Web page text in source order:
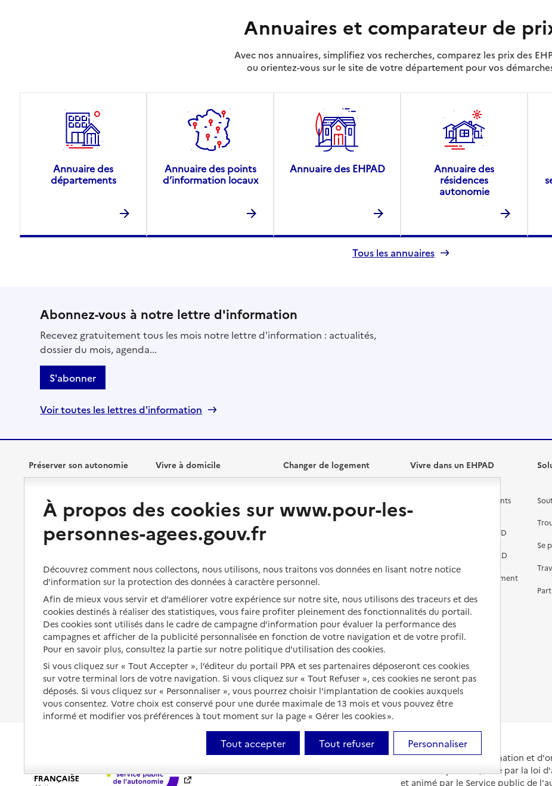
Annuaires et comparateur de
Avec nos annuaires, simplifiez vos recherches, comparez les prix des
ou orientez-vous sur le site de votre département pour vos
Annuaire des
départements
Annuaire des points
d’information locaux
Annuaire des EHPAD
Annuaire des
résidences
autonomie
Tous les annuaires
Abonnez-vous à notre lettre d'information
Recevez gratuitement tous les mois notre lettre d'information : actualités,
dossier du mois, agenda...
S'abonner
Voir toutes les lettres d'information
Préserver son autonomie
Perte d'autonomie : évaluation
et droits
Aménager son logement et
s'équiper
Préserver son autonomie et sa
santé
Organiser à l'avance sa propre
protection
Les mesures de protection
Les obligations de la famille
À qui s’adresser ?
Les politiques du grand âge
Vivre à domicile
Bénéficier d'aide à domicile
Aides financières
Solutions d'accueil temporaire
Vivre à domicile avec une
maladie ou un handicap
Être hospitalisé
Fin de vie à domicile
Changer de logement
Vivre dans une résidence avec
Vivre en accueil familial
Autres solutions de logement
Vivre dans un EHPAD
Les différents établissements
médicalisés
Préparer l'entrée en EHPAD
Aides financières en EHPAD
Prévention, accompagnement
Comprendre les prix en
EHPAD
Droits en EHPAD
Fin de vie en EHPAD
Se
Portail national d'information et
et de leurs proches, créé par la loi
et animé par le Service public de
À propos des cookies sur www.pour-les-
personnes-agees.gouv.fr
Découvrez comment nous collectons, nous utilisons, nous traitons vos données en lisant notre notice
d’information sur la protection des données à caractère personnel.
Afin de mieux vous servir et d’améliorer votre expérience sur notre site, nous utilisons des traceurs et des
cookies destinés à réaliser des statistiques, vous faire profiter pleinement des fonctionnalités du portail.
Des cookies sont utilisés dans le cadre de campagne d’information pour évaluer la performance des
campagnes et afficher de la publicité personnalisée en fonction de votre navigation et de votre profil.
Pour en savoir plus, consultez la partie sur notre politique d'utilisation des cookies.
Si vous cliquez sur « Tout Accepter », l’éditeur du portail PPA et ses partenaires déposeront ces cookies
sur votre terminal lors de votre navigation. Si vous cliquez sur « Tout Refuser », ces cookies ne seront pas
déposés. Si vous cliquez sur « Personnaliser », vous pourrez choisir l’implantation de cookies auxquels
vous consentez. Votre choix est conservé pour une durée maximale de 13 mois et vous pouvez être
informé et modifier vos préférences à tout moment sur la page « Gérer les cookies ».
Tout accepter Tout refuser Personnaliser